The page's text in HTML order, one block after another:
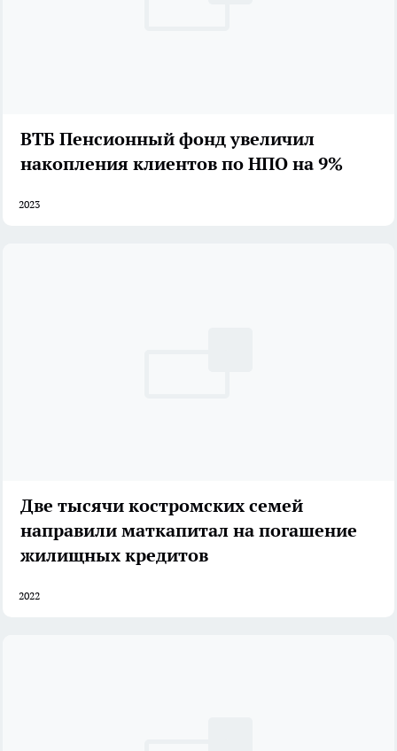
ВТБ Пенсионный фонд увеличил
накопления клиентов по НПО на 9%
2023
Две тысячи костромских семей
направили маткапитал на погашение
жилищных кредитов
2022